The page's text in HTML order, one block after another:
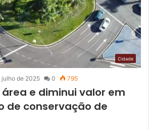
Cidade
julho de 2025 0 795
área e diminui valor em
de conservação de